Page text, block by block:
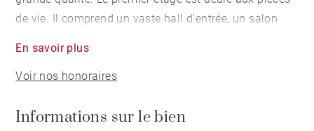
de vie. Il comprend un vaste hall d'entrée, un salon
dégagée sur la Garonne, une salle à manger, un grand
living donnant sur une terrasse sans vis à vis de 46
cheminée, et salle à manger. Au deuxième étage, une
En savoir plus
Voir nos honoraires
Informations sur le bien